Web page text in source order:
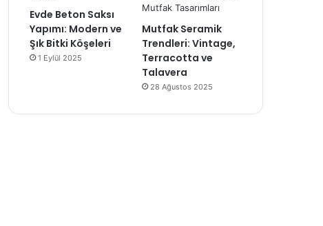
Evde Beton Saksı
Yapımı: Modern ve
Şık Bitki Köşeleri
1 Eylül 2025
Mutfak Seramik
Trendleri: Vintage,
Terracotta ve
Talavera
28 Ağustos 2025